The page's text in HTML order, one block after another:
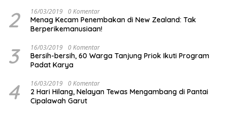
2 16/03/2019 0 Komentar
Menag Kecam Penembakan di New Zealand: Tak
Berperikemanusiaan!
3 16/03/2019 0 Komentar
Bersih-bersih, 60 Warga Tanjung Priok Ikuti Program
Padat Karya
4 16/03/2019 0 Komentar
2 Hari Hilang, Nelayan Tewas Mengambang di Pantai
Cipalawah Garut